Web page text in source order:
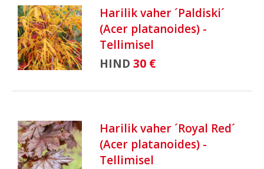
Harilik vaher ´Paldiski´
(Acer platanoides) -
Tellimisel
HIND 30 €
Harilik vaher ´Royal Red´
(Acer platanoides) -
Tellimisel